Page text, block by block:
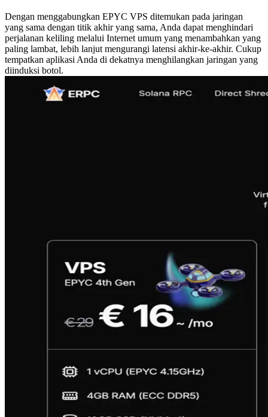
Dengan menggabungkan EPYC VPS ditemukan pada jaringan
yang sama dengan titik akhir yang sama, Anda dapat menghindari
perjalanan keliling melalui Internet umum yang menambahkan yang
paling lambat, lebih lanjut mengurangi latensi akhir-ke-akhir. Cukup
tempatkan aplikasi Anda di dekatnya menghilangkan jaringan yang
diinduksi botol.